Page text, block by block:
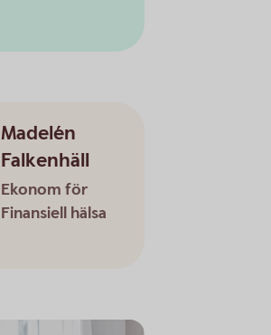
Madelén
Falkenhäll
Ekonom för
Finansiell hälsa